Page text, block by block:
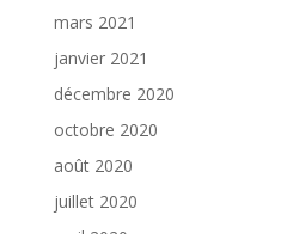
mars 2021
janvier 2021
décembre 2020
octobre 2020
août 2020
juillet 2020